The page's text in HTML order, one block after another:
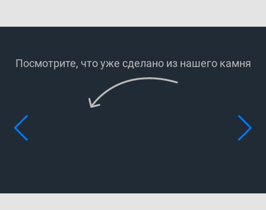
Посмотрите, что уже сделано из нашего камня